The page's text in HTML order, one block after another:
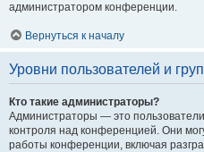
администратором конференции.
Вернуться к началу
Уровни пользователей и
Кто такие администраторы?
Администраторы — это
контроля над конференцией. Они
работы конференции, включая